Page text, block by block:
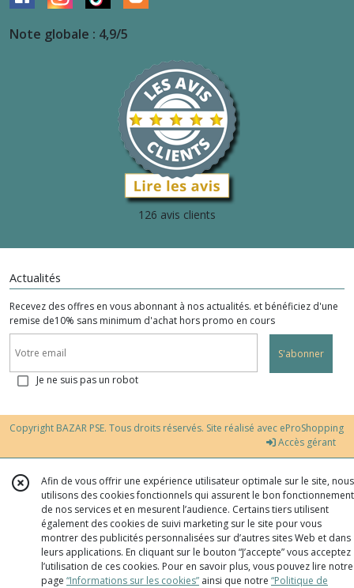
Note globale : 4,9/5
126 avis clients
Actualités
Recevez des offres en vous abonnant à nos actualités. et bénéficiez d'une
remise de10% sans minimum d'achat hors promo en cours
S'abonner
Je ne suis pas un robot
Copyright BAZAR PSE. Tous droits réservés. Site réalisé avec eProShopping
Accès gérant
Afin de vous offrir une expérience utilisateur optimale sur le site, nous
utilisons des cookies fonctionnels qui assurent le bon fonctionnement
de nos services et en mesurent l’audience. Certains tiers utilisent
également des cookies de suivi marketing sur le site pour vous
montrer des publicités personnalisées sur d’autres sites Web et dans
leurs applications. En cliquant sur le bouton “J’accepte” vous acceptez
l’utilisation de ces cookies. Pour en savoir plus, vous pouvez lire notre
page “Informations sur les cookies” ainsi que notre “Politique de